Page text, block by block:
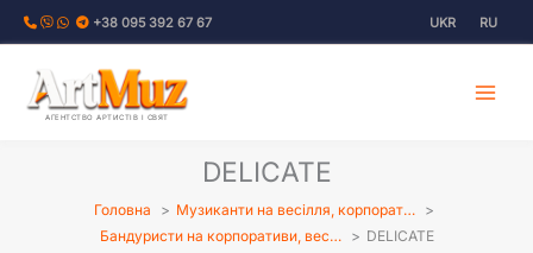
Перейти
+38 095 392 67 67 UKR RU
АГЕНТСТВО АРТИСТІВ І СВЯТ
DELICATE
Головна
Музиканти на весілля, корпорат…
Бандуристи на корпоративи, вес…
DELICATE